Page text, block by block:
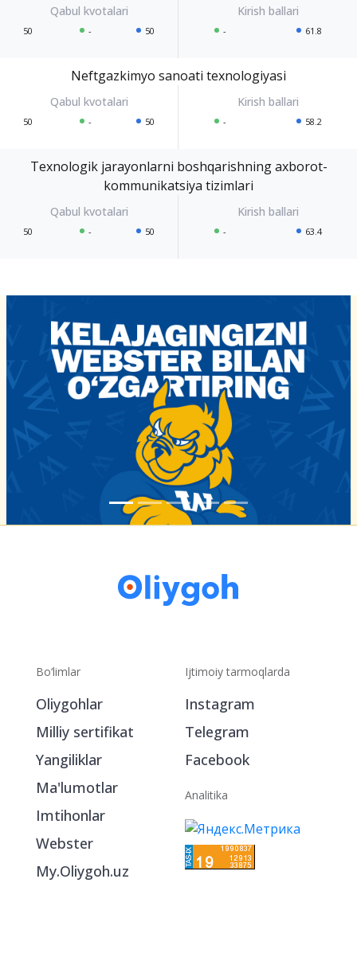
50 - 50 - 61.8
Neftgazkimyo sanoati texnologiyasi
50 - 50 - 58.2
Texnologik jarayonlarni boshqarishning axborot-
kommunikatsiya tizimlari
50 - 50 - 63.4
Bo‘limlar
Oliygohlar
Milliy sertifikat
Yangiliklar
Ma'lumotlar
Imtihonlar
Webster
My.Oliygoh.uz
Ijtimoiy tarmoqlarda
Instagram
Telegram
Facebook
Analitika